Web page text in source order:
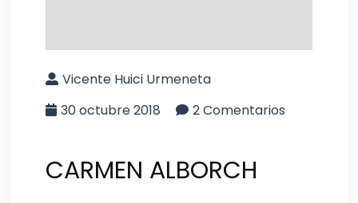
Vicente Huici Urmeneta
30 octubre 2018
2 Comentarios
CARMEN ALBORCH